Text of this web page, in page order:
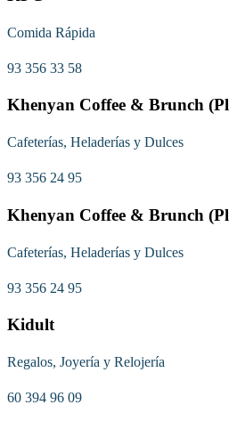
Comida Rápida
93 356 33 58
Khenyan Coffee & Brunch
Cafeterías, Heladerías y Dulces
93 356 24 95
Khenyan Coffee & Brunch
Cafeterías, Heladerías y Dulces
93 356 24 95
Kidult
Regalos, Joyería y Relojería
60 394 96 09